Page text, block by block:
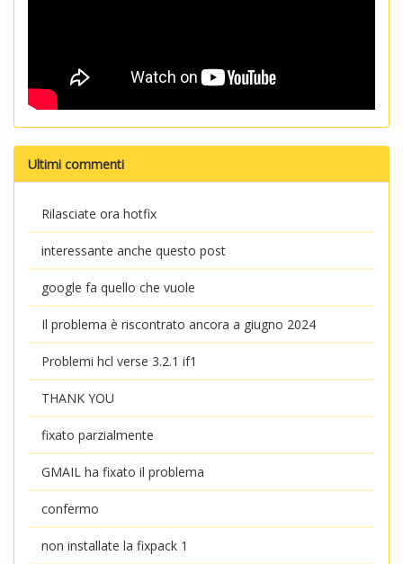
Ultimi commenti
Rilasciate ora hotfix
interessante anche questo post
google fa quello che vuole
Il problema è riscontrato ancora a giugno 2024
Problemi hcl verse 3.2.1 if1
THANK YOU
fixato parzialmente
GMAIL ha fixato il problema
confermo
non installate la fixpack 1